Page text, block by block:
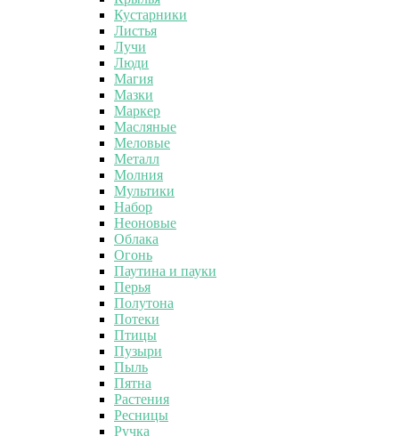
Кустарники
Листья
Лучи
Люди
Магия
Мазки
Маркер
Масляные
Меловые
Металл
Молния
Мультики
Набор
Неоновые
Облака
Огонь
Паутина и пауки
Перья
Полутона
Потеки
Птицы
Пузыри
Пыль
Пятна
Растения
Ресницы
Ручка